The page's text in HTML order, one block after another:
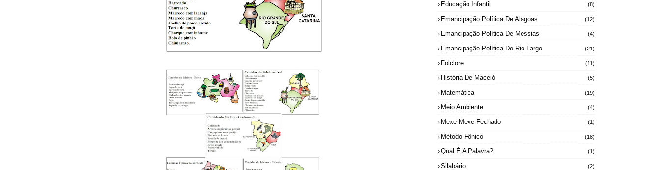
Educação Infantil (8)
Emancipação Política De Alagoas (12)
Emancipação Política De Messias (4)
Emancipação Política De Rio Largo (21)
Folclore (11)
História De Maceió (5)
Matemática (19)
Meio Ambiente (4)
Mexe-Mexe Fechado (1)
Método Fônico (18)
Qual É A Palavra? (1)
Silabário (2)